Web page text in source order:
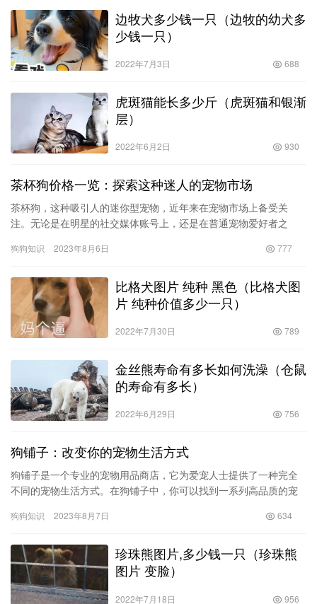
边牧犬多少钱一只（边牧的幼犬多
少钱一只）
2022年7月3日 688
虎斑猫能长多少斤（虎斑猫和银渐
层）
2022年6月2日 930
茶杯狗价格一览：探索这种迷人的宠物市场
茶杯狗，这种吸引人的迷你型宠物，近年来在宠物市场上备受关
注。无论是在明星的社交媒体账号上，还是在普通宠物爱好者之
我们一起来…
狗狗知识 2023年8月6日 777
比格犬图片 纯种 黑色（比格犬图
片 纯种价值多少一只）
2022年7月30日 789
金丝熊寿命有多长如何洗澡（仓鼠
的寿命有多长）
2022年6月29日 756
狗铺子：改变你的宠物生活方式
狗铺子是一个专业的宠物用品商店，它为爱宠人士提供了一种完全
不同的宠物生活方式。在狗铺子中，你可以找到一系列高品质的宠
势和特…
狗狗知识 2023年8月7日 634
珍珠熊图片,多少钱一只（珍珠熊
图片 变脸）
2022年7月18日 956